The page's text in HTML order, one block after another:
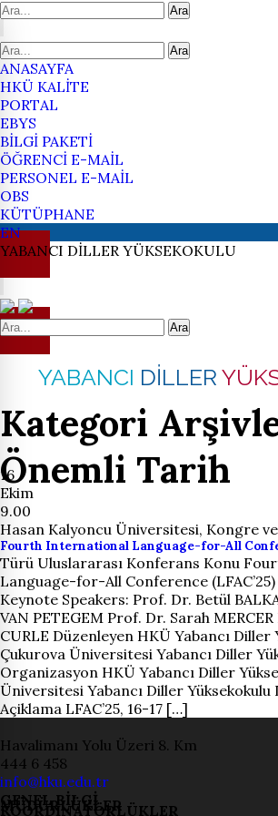
Ara
Ara
ANASAYFA
HKÜ KALİTE
PORTAL
EBYS
BİLGİ PAKETİ
ÖĞRENCİ E-MAİL
PERSONEL E-MAİL
OBS
KÜTÜPHANE
EN
YABANCI DİLLER YÜKSEKOKULU
Ara
YABANCI DİLLER
Kategori
Önemli Tarih
16
Ekim
9.00
Hasan Kalyoncu Üniversitesi, Kongre
Fourth International Language-for-All
Türü Uluslararası Konferans Konu
Language-for-All Conference
Keynote Speakers: Prof. Dr. Betül
VAN PETEGEM Prof. Dr. Sarah
CURLE Düzenleyen HKÜ Yabancı Diller
Çukurova Üniversitesi Yabancı Diller
Organizasyon HKÜ Yabancı Diller
Üniversitesi Yabancı Diller Yüksekokulu
Açiklama LFAC’25, 16-17 […]
Havalimanı Yolu Üzeri 8. Km
444 6 458
info@hku.edu.tr
GENEL BİLGİ
MÜDÜRLÜKLER
KOORDİNATÖRLÜKLER